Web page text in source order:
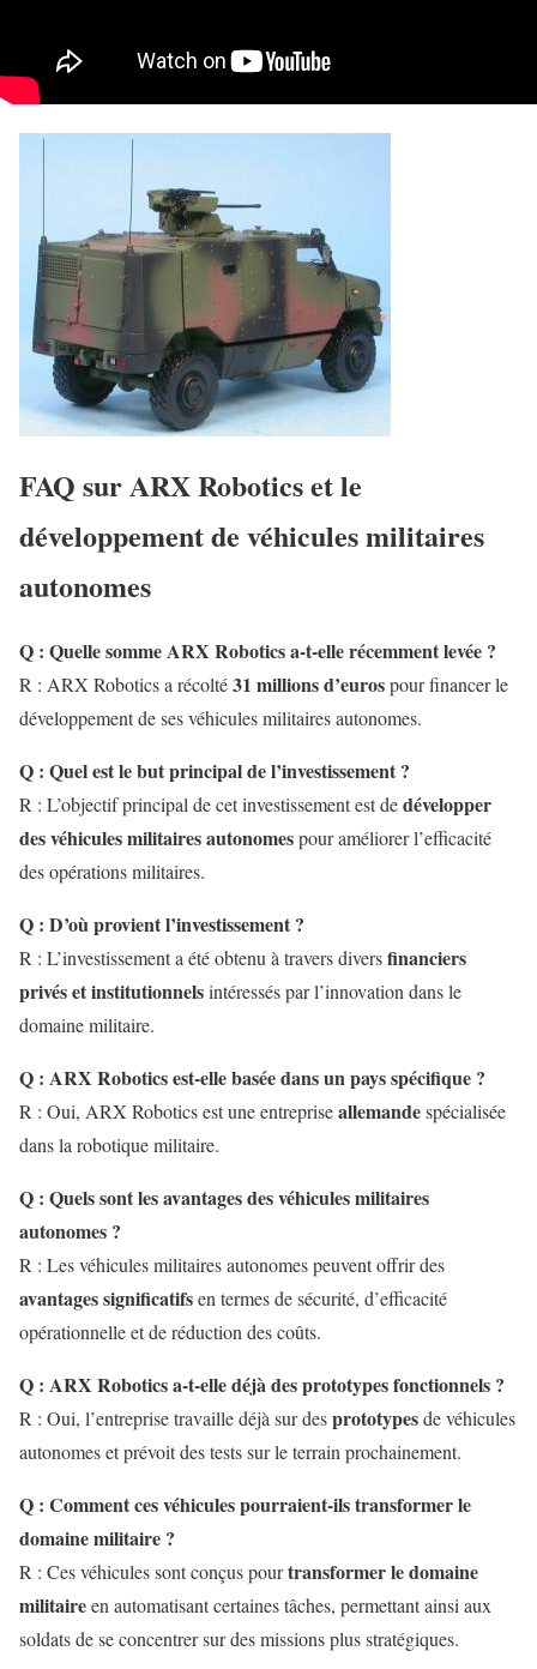
FAQ sur ARX Robotics et le
développement de véhicules militaires
autonomes
Q : Quelle somme ARX Robotics a-t-elle récemment levée ?
R : ARX Robotics a récolté31 millions d’eurospour financer le
développement de ses véhicules militaires autonomes.
Q : Quel est le but principal de l’investissement ?
R : L’objectif principal de cet investissement est dedévelopper
des véhicules militaires autonomespour améliorer l’efficacité
des opérations militaires.
Q : D’où provient l’investissement ?
R : L’investissement a été obtenu à travers diversfinanciers
privés et institutionnelsintéressés par l’innovation dans le
domaine militaire.
Q : ARX Robotics est-elle basée dans un pays spécifique ?
R : Oui, ARX Robotics est une entrepriseallemandespécialisée
dans la robotique militaire.
Q : Quels sont les avantages des véhicules militaires
autonomes ?
R : Les véhicules militaires autonomes peuvent offrir des
avantages significatifsen termes de sécurité, d’efficacité
opérationnelle et de réduction des coûts.
Q : ARX Robotics a-t-elle déjà des prototypes fonctionnels ?
R : Oui, l’entreprise travaille déjà sur desprototypesde véhicules
autonomes et prévoit des tests sur le terrain prochainement.
Q : Comment ces véhicules pourraient-ils transformer le
domaine militaire ?
R : Ces véhicules sont conçus pourtransformer le domaine
militaireen automatisant certaines tâches, permettant ainsi aux
soldats de se concentrer sur des missions plus stratégiques.